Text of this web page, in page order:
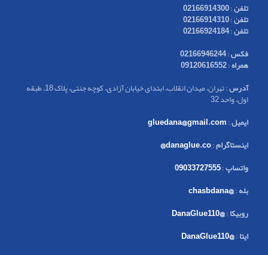
تلفن:
02166914300
تلفن:
02166914310
تلفن:
02166924184
فکس:
02166946244
همراه:
09120616552
آدرس
: تهران، میدان انقلاب، ابتدای خیابان آزادی، کوچه جنتی، پلاک 18، طبقه
اول، واحد 32
ایمیل:
gluedana@gmail.com
اینستاگرام:
danaglue.co@
واتساپ:
09033727555
بله:
@chasbdana
روبیکا:
@DanaGlue110
ایتا:
@DanaGlue110